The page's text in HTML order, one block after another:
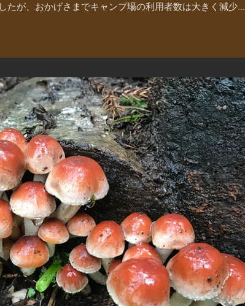
たが、おかげさまでキャンプ場の利用者数は大きく減少...